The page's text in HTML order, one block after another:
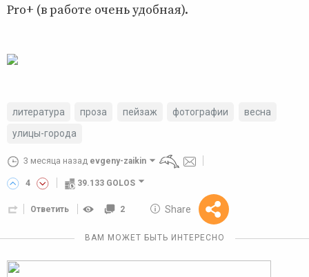
Pro+ (в работе очень удобная).
литература проза пейзаж фотографии
весна
улицы-города
3 месяца назад evgeny-zaikin
4 39.133 GOLOS
Ответить 2 Share
Reward
10 GOLOS
ВАМ МОЖЕТ БЫТЬ ИНТЕРЕСНО